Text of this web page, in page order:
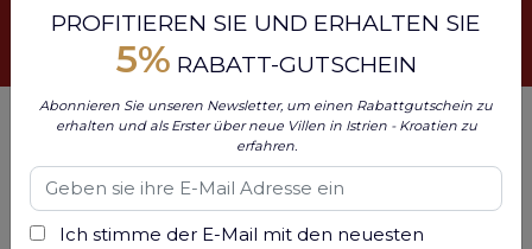
Machen Sie sich bereit, unter den Sternen zu rocken,
wenn der sensationelle Jason Derulo am
2024
die Bühne der historischen Arena Pula
erleuchtet. Dieses ikonische Amphitheater im Herzen
von
Pula, Kroatien, kann auf eine reiche Geschichte
PROFITIEREN SIE UND ERHALTEN SIE
5% RABATT-GUTSCHEIN
Abonnieren Sie unseren Newsletter, um einen Rabattgutschein zu
erhalten und als Erster über neue Villen in Istrien - Kroatien zu
erfahren.
Ich stimme der E-Mail mit den neuesten